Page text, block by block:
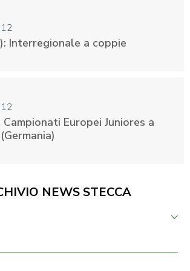
Interregionale a coppie
Europei Juniores a
NEWS STECCA